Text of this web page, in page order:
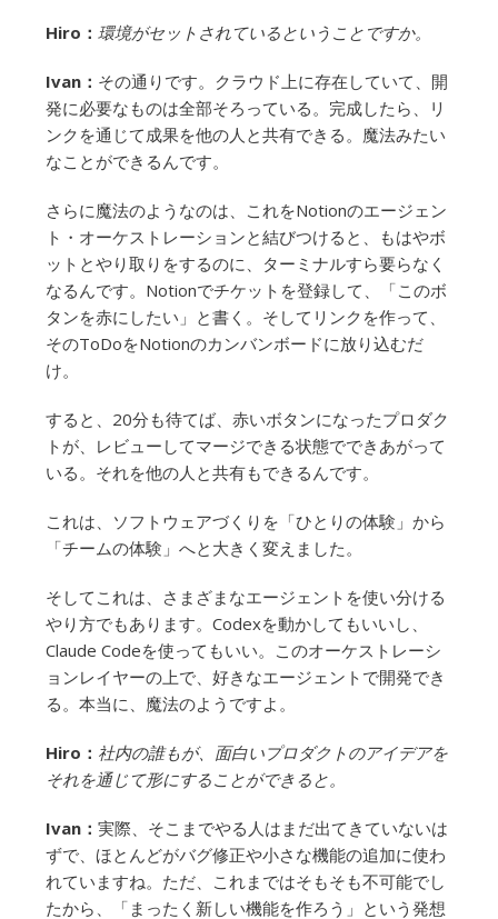
Hiro： 環境がセットされているということですか。
Ivan： その通りです。クラウド上に存在していて、開
発に必要なものは全部そろっている。完成したら、リ
ンクを通じて成果を他の人と共有できる。魔法みたい
なことができるんです。
さらに魔法のようなのは、これをNotionのエージェン
ト・オーケストレーションと結びつけると、もはやボ
ットとやり取りをするのに、ターミナルすら要らなく
なるんです。Notionでチケットを登録して、「このボ
タンを赤にしたい」と書く。そしてリンクを作って、
そのToDoをNotionのカンバンボードに放り込むだ
け。
すると、20分も待てば、赤いボタンになったプロダク
トが、レビューしてマージできる状態でできあがって
いる。それを他の人と共有もできるんです。
これは、ソフトウェアづくりを「ひとりの体験」から
「チームの体験」へと大きく変えました。
そしてこれは、さまざまなエージェントを使い分ける
やり方でもあります。Codexを動かしてもいいし、
Claude Codeを使ってもいい。このオーケストレーシ
ョンレイヤーの上で、好きなエージェントで開発でき
る。本当に、魔法のようですよ。
Hiro： 社内の誰もが、面白いプロダクトのアイデアを
それを通じて形にすることができると。
Ivan： 実際、そこまでやる人はまだ出てきていないは
ずで、ほとんどがバグ修正や小さな機能の追加に使わ
れていますね。ただ、これまではそもそも不可能でし
たから、「まったく新しい機能を作ろう」という発想